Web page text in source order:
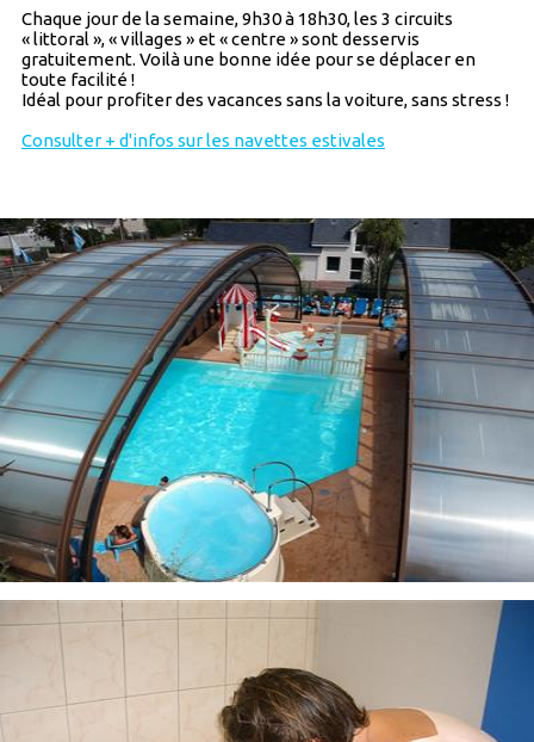
Chaque jour de la semaine, 9h30 à 18h30, les 3 circuits
« littoral », « villages » et « centre » sont desservis
gratuitement. Voilà une bonne idée pour se déplacer en
toute facilité !
Idéal pour profiter des vacances sans la voiture, sans stress !
Consulter + d'infos sur les navettes estivales